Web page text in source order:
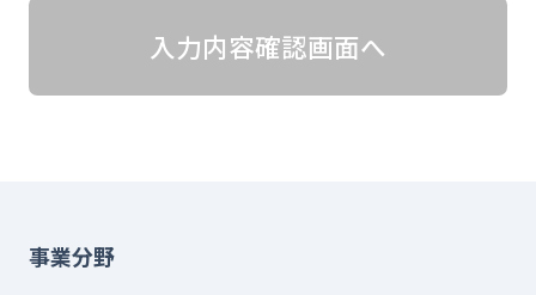
入力内容確認画面へ
事業分野